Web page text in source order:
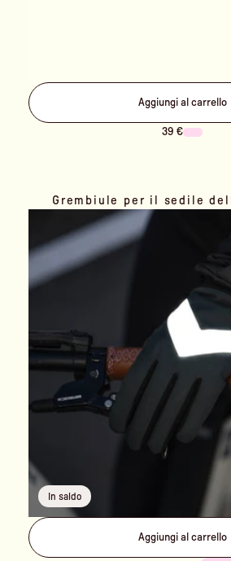
Aggiungi al carrello
39 €
Grembiule per il sedile
In saldo
Aggiungi al carrello